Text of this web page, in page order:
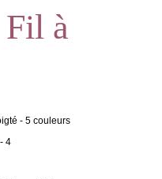
à
- 5 couleurs
4